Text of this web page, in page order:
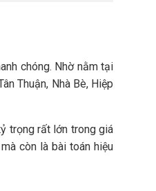
chóng. Nhờ nằm tại
Thuận, Nhà Bè, Hiệp
trọng rất lớn trong giá
còn là bài toán hiệu